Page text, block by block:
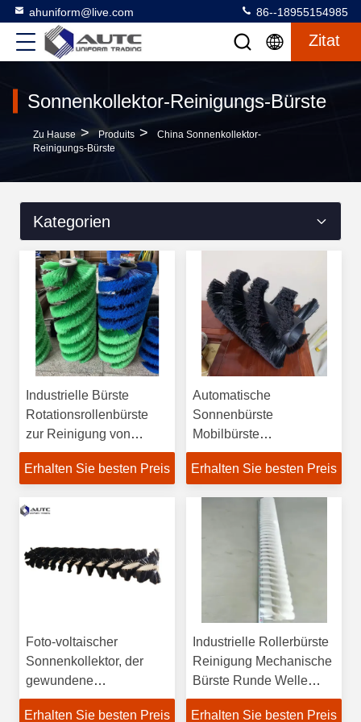
ahuniform@live.com 86--18955154985
Zitat
Sonnenkollektor-Reinigungs-Bürste
Zu Hause > Produits >
China Sonnenkollektor-
Reinigungs-Bürste
Kategorien
Industrielle Bürste
Rotationsrollenbürste
zur Reinigung von
Solarzellen
Erhalten Sie besten Preis
Automatische
Sonnenbürste
Mobilbürste
Sonnenbrille
Reinigungsbrust
Bürtel-Roboter
Erhalten Sie besten Preis
Foto-voltaischer
Sonnenkollektor, der
gewundene
Sonnenkollektor-
Reinigungs-Bürsten-
Erhalten Sie besten Preis
Industrielle Rollerbürste
Reinigung Mechanische
Bürste Runde Welle
Nylonbürste Roller
Erhalten Sie besten Preis